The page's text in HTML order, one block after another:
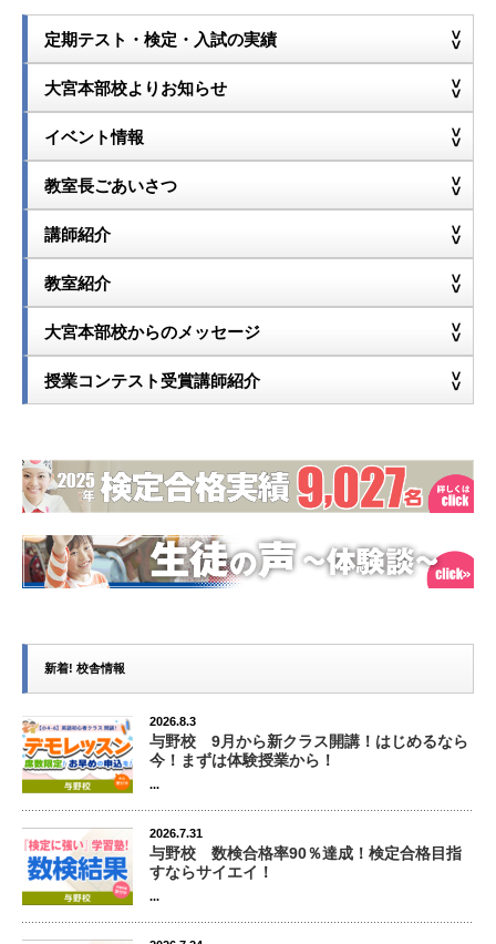
定期テスト・検定・入試の実績
大宮本部校よりお知らせ
イベント情報
教室長ごあいさつ
講師紹介
教室紹介
大宮本部校からのメッセージ
授業コンテスト受賞講師紹介
新着! 校舎情報
2026.8.3
与野校 9月から新クラス開講！はじめるなら
今！まずは体験授業から！
...
2026.7.31
与野校 数検合格率90％達成！検定合格目指
すならサイエイ！
...